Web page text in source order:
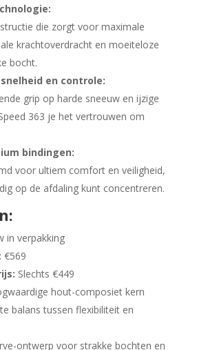
die zorgt voor maximale
krachtoverdracht en moeiteloze
bocht.
en controle:
grip op harde sneeuw en ijzige
363 je het vertrouwen om
bindingen:
voor ultiem comfort en veiligheid,
op de afdaling kunt concentreren.
in verpakking
€569
Slechts €449
hout-composiet kern
balans tussen flexibiliteit en
ontwerp voor strakke bochten en